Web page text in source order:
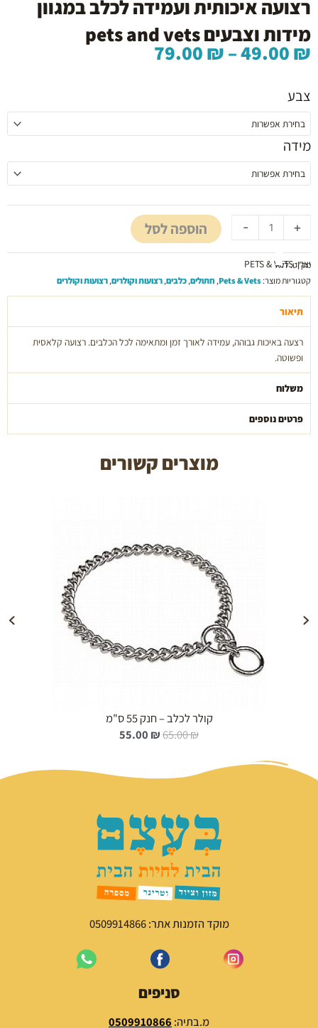
רצועה איכותית ועמידה לכלב במגוון
מידות וצבעים pets and vets
49.00₪
–
79.00₪
צבע
מידה
-
ועמידה
במגוון
מידות
pets
and
vets
+ הוספה לסל
יצרן: PETS & VETS
מק"ט:ללא
קטגוריות מוצר:Pets & Vets
, חתולים,כלבים,רצועות וקולרים,רצועות וקולרים
תיאור
רצעה באיכות גבוהה, עמידה לאורך זמן ומתאימה לכל הכלבים. רצועה קלאסית
ופשוטה.
משלוח
פרטים נוספים
מוצרים קשורים
קולר לכלב – חנק 55 ס"מ
65.00₪
ה
י
מ
ק
ר
י
ה
י
:
6
.
0
55.00 ₪
ה
י
נ
ו
ח
י
ה
ו
0
מוקד הזמנות אתר: 0509914866
סניפים
מ.בתיה: 0509910866